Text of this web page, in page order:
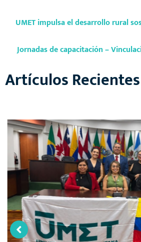
UMET impulsa el desarrollo rural
Jornadas de capacitación –
Artículos Recientes